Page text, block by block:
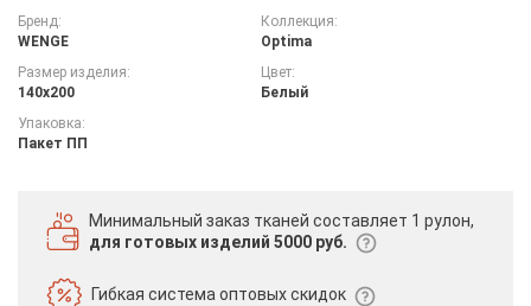
Бренд:
WENGE
Коллекция:
Optima
Размер изделия:
140х200
Цвет:
Белый
Упаковка:
Пакет ПП
Минимальный заказ тканей составляет 1 рулон,
для готовых изделий 5000 руб.
Гибкая системаоптовых скидок